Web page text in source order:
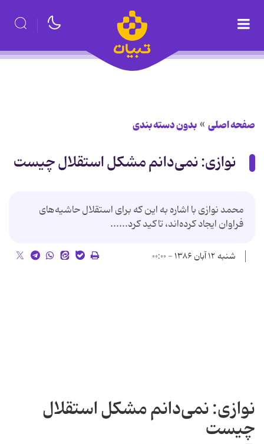
صفحه اصلی بدون دسته بندی
نوازی: نمی‌دانم مشكل استقلال چیست
محمد نوازی با اشاره به این كه برای استقلال حاشیه‌های
فراوان ایجاد كرده‌اند، تاكید كرد......
شنبه ۱۲ آبان ۱۳۸۶ - ۰۰:۰۰
نوازی: نمی‌دانم مشكل استقلال
چیست